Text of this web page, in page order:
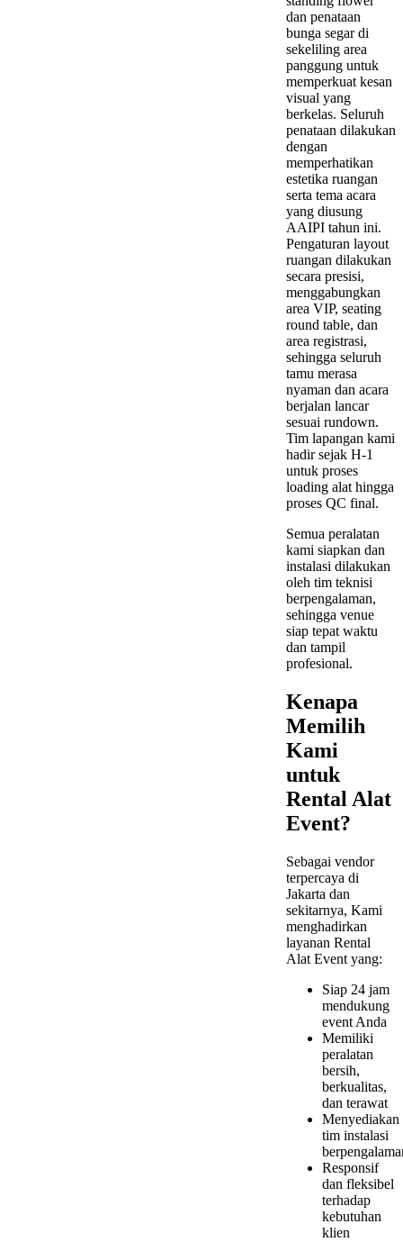
dan penataan
bunga segar di
sekeliling area
panggung untuk
memperkuat kesan
visual yang
berkelas. Seluruh
penataan dilakukan
dengan
memperhatikan
estetika ruangan
serta tema acara
yang diusung
AAIPI tahun ini.
Pengaturan layout
ruangan dilakukan
secara presisi,
menggabungkan
area VIP, seating
round table, dan
area registrasi,
sehingga seluruh
tamu merasa
nyaman dan acara
berjalan lancar
sesuai rundown.
Tim lapangan kami
hadir sejak H-1
untuk proses
loading alat hingga
proses QC final.
Semua peralatan
kami siapkan dan
instalasi dilakukan
oleh tim teknisi
berpengalaman,
sehingga venue
siap tepat waktu
dan tampil
profesional.
Kenapa
Memilih
Kami
untuk
Rental Alat
Event?
Sebagai vendor
terpercaya di
Jakarta dan
sekitarnya, Kami
menghadirkan
layanan Rental
Alat Event yang:
Siap 24 jam
mendukung
event Anda
Memiliki
peralatan
bersih,
berkualitas,
dan terawat
Menyediakan
tim instalasi
Responsif
dan fleksibel
terhadap
kebutuhan
klien